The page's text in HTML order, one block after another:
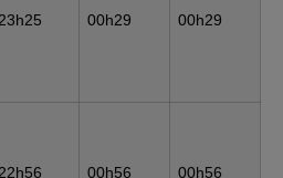
23h25 00h29 00h29
22h56 00h56 00h56